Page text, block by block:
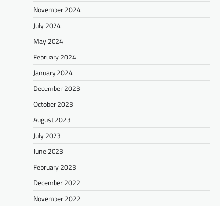
November 2024
July 2024
May 2024
February 2024
January 2024
December 2023
October 2023
August 2023
July 2023
June 2023
February 2023
December 2022
November 2022